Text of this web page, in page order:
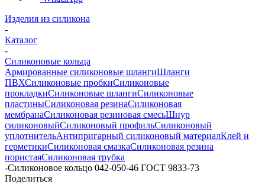
Изделия из силикона
-
Каталог
-
Силиконовые кольца
Армированные силиконовые шлангиШланги
ПВХСиликоновые пробкиСиликоновые
прокладкиСиликоновые шлангиСиликоновые
пластиныСиликоновая резинаСиликоновая
мембранаСиликоновая резиновая смесьШнур
силиконовыйСиликоновый профильСиликоновый
уплотнительАнтипригарный силиконовый материалКлей и
герметикиСиликоновая смазкаСиликоновая резина
пористаяСиликоновая трубка
-Силиконовое кольцо 042-050-46 ГОСТ 9833-73
Поделиться